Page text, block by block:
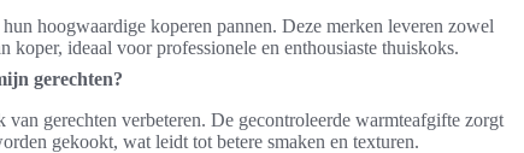
hoogwaardige koperen pannen. Deze merken leveren zowel
ideaal voor professionele en enthousiaste thuiskoks.
gerechten?
gerechten verbeteren. De gecontroleerde warmteafgifte zorgt
gekookt, wat leidt tot betere smaken en texturen.